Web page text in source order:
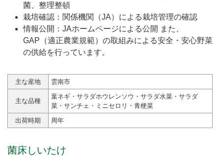
菌、整理整頓
栽培確認：関係機関（JA）による栽培管理の確認
情報公開：JAホームページによる公開 また、
GAP（適正農業規範）の取組みによる安全・安心野菜
の供給を行っています。
主な産地 雲南市
主な品種
葉ネギ・サラダホウレンソウ・サラダ水菜・サラダ
菜・サンチェ・ミニセロリ・青梗菜
出荷時期
周年
菌床しいたけ